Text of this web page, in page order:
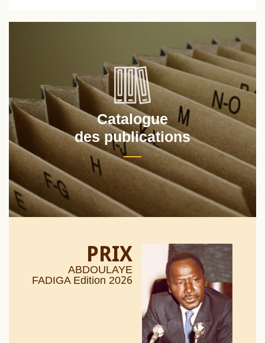
Catalogue
des publications
PRIX
ABDOULAYE
FADIGA Edition 2026